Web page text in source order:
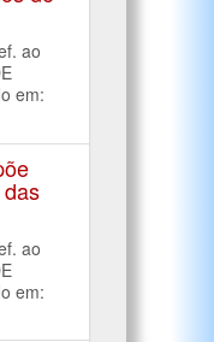
ao
em:
ao
em: